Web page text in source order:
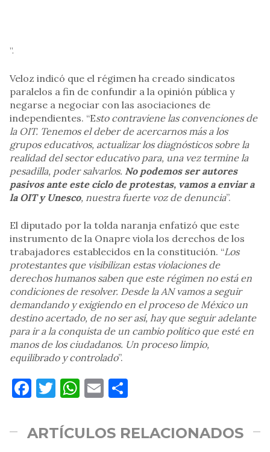
”.
Veloz indicó que el régimen ha creado sindicatos
paralelos a fin de confundir a la opinión pública y
negarse a negociar con las asociaciones de
independientes. “Esto contraviene las convenciones de
la OIT. Tenemos el deber de acercarnos más a los
grupos educativos, actualizar los diagnósticos sobre la
realidad del sector educativo para, una vez termine la
pesadilla, poder salvarlos. No podemos ser autores
pasivos ante este ciclo de protestas, vamos a enviar a
la OIT y Unesco, nuestra fuerte voz de denuncia”.
El diputado por la tolda naranja enfatizó que este
instrumento de la Onapre viola los derechos de los
trabajadores establecidos en la constitución. “Los
protestantes que visibilizan estas violaciones de
derechos humanos saben que este régimen no está en
condiciones de resolver. Desde la AN vamos a seguir
demandando y exigiendo en el proceso de México un
destino acertado, de no ser así, hay que seguir adelante
para ir a la conquista de un cambio político que esté en
manos de los ciudadanos. Un proceso limpio,
equilibrado y controlado”.
Facebook
Twitter
WhatsApp
Email
ARTÍCULOS RELACIONADOS